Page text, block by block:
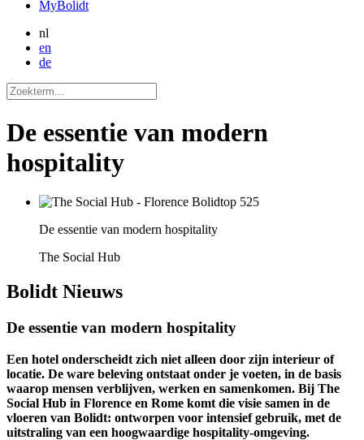
MyBolidt
nl
en
de
De essentie van modern
hospitality
De essentie van modern hospitality
The Social Hub
Bolidt Nieuws
De essentie van modern hospitality
Een hotel onderscheidt zich niet alleen door zijn interieur of
locatie. De ware beleving ontstaat onder je voeten, in de basis
waarop mensen verblijven, werken en samenkomen. Bij The
Social Hub in Florence en Rome komt die visie samen in de
vloeren van Bolidt: ontworpen voor intensief gebruik, met de
uitstraling van een hoogwaardige hospitality-omgeving.